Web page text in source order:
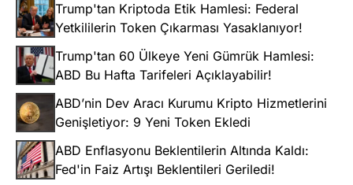
Trump'tan Kriptoda Etik Hamlesi: Federal
Yetkililerin Token Çıkarması Yasaklanıyor!
Trump'tan 60 Ülkeye Yeni Gümrük Hamlesi:
ABD Bu Hafta Tarifeleri Açıklayabilir!
ABD’nin Dev Aracı Kurumu Kripto Hizmetlerini
Genişletiyor: 9 Yeni Token Ekledi
ABD Enflasyonu Beklentilerin Altında Kaldı:
Fed'in Faiz Artışı Beklentileri Geriledi!